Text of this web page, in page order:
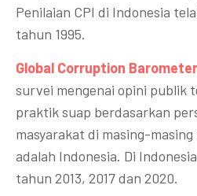
Penilaian CPI di Indonesia
tahun 1995.
Global Corruption Barometer
survei mengenai opini publik
praktik suap berdasarkan
masyarakat di masing-
adalah Indonesia. Di
tahun 2013, 2017 dan 2020.